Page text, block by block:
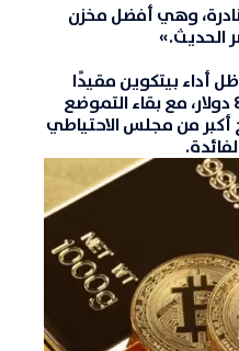
وهي أفضل مخزن
الحديث.»
أداء بيتكوين مقيدًا
داخل نطاق 88,000 – 89,000 دولار، مع بقاء التموضع
أكبر من مجلس الاحتياطي